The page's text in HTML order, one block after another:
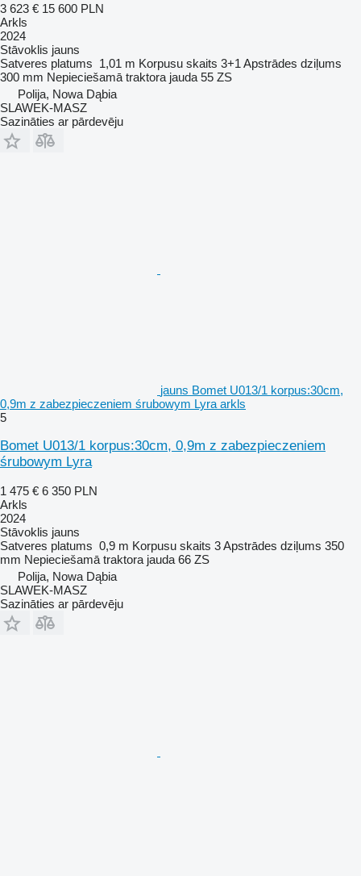
3 623 € 15 600 PLN
Arkls
2024
Stāvoklis jauns
Satveres platums 1,01 m Korpusu skaits 3+1 Apstrādes dziļums
300 mm Nepieciešamā traktora jauda 55 ZS
Polija, Nowa Dąbia
SLAWEK-MASZ
Sazināties ar pārdevēju
jauns Bomet U013/1 korpus:30cm,
0,9m z zabezpieczeniem śrubowym Lyra arkls
5
Bomet U013/1 korpus:30cm, 0,9m z zabezpieczeniem
śrubowym Lyra
1 475 € 6 350 PLN
Arkls
2024
Stāvoklis jauns
Satveres platums 0,9 m Korpusu skaits 3Apstrādes dziļums 350
mm Nepieciešamā traktora jauda 66 ZS
Polija, Nowa Dąbia
SLAWEK-MASZ
Sazināties ar pārdevēju